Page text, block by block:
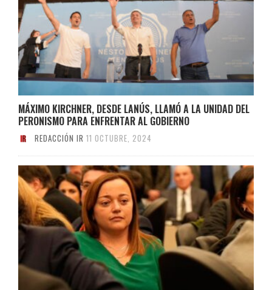
MÁXIMO KIRCHNER, DESDE LANÚS, LLAMÓ A LA UNIDAD DEL
PERONISMO PARA ENFRENTAR AL GOBIERNO
REDACCIÓN IR 11 OCTUBRE, 2024